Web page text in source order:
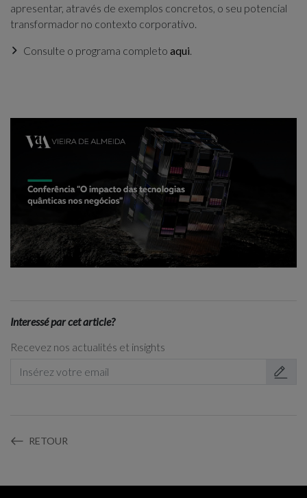
apresentar, através de exemplos concretos, o seu potencial
transformador no contexto corporativo.
Consulte o programa completoaqui
Interessé par cet article?
Recevez nos actualités et insights
RETOUR